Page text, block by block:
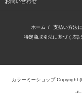
ホーム / 支払い方法
特定商取引法に基づく表記
カラーミーショップCopyright